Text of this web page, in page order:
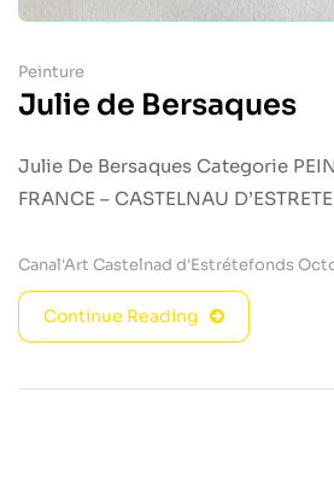
Peinture
Julie de Bersaques
Julie De Bersaques Categorie
FRANCE – CASTELNAU
Canal'Art Castelnad d'Estrétefonds
Continue Reading